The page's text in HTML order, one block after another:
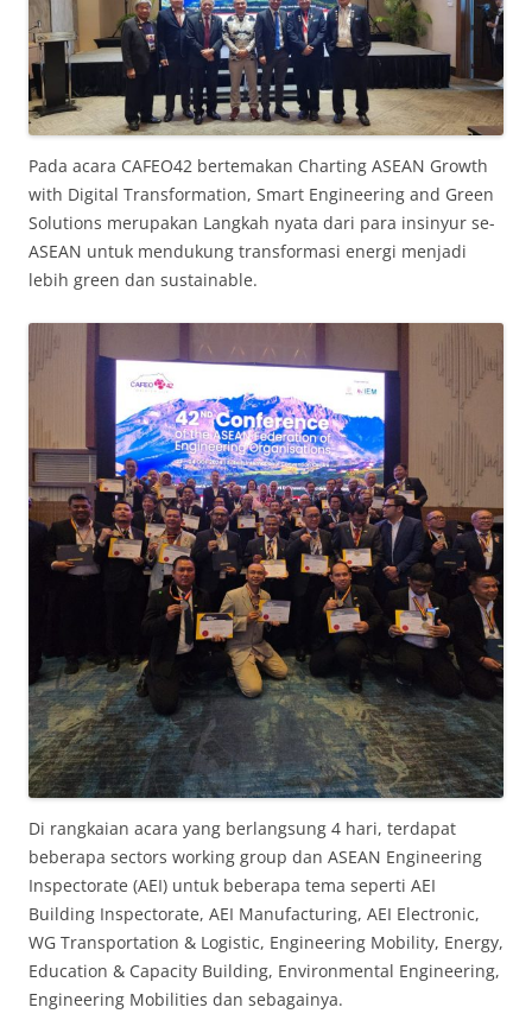
Pada acara CAFEO42 bertemakan Charting ASEAN Growth
with Digital Transformation, Smart Engineering and Green
Solutions merupakan Langkah nyata dari para insinyur se-
ASEAN untuk mendukung transformasi energi menjadi
lebih green dan sustainable.
Di rangkaian acara yang berlangsung 4 hari, terdapat
beberapa sectors working group dan ASEAN Engineering
Inspectorate (AEI) untuk beberapa tema seperti AEI
Building Inspectorate, AEI Manufacturing, AEI Electronic,
WG Transportation & Logistic, Engineering Mobility, Energy,
Education & Capacity Building, Environmental Engineering,
Engineering Mobilities dan sebagainya.